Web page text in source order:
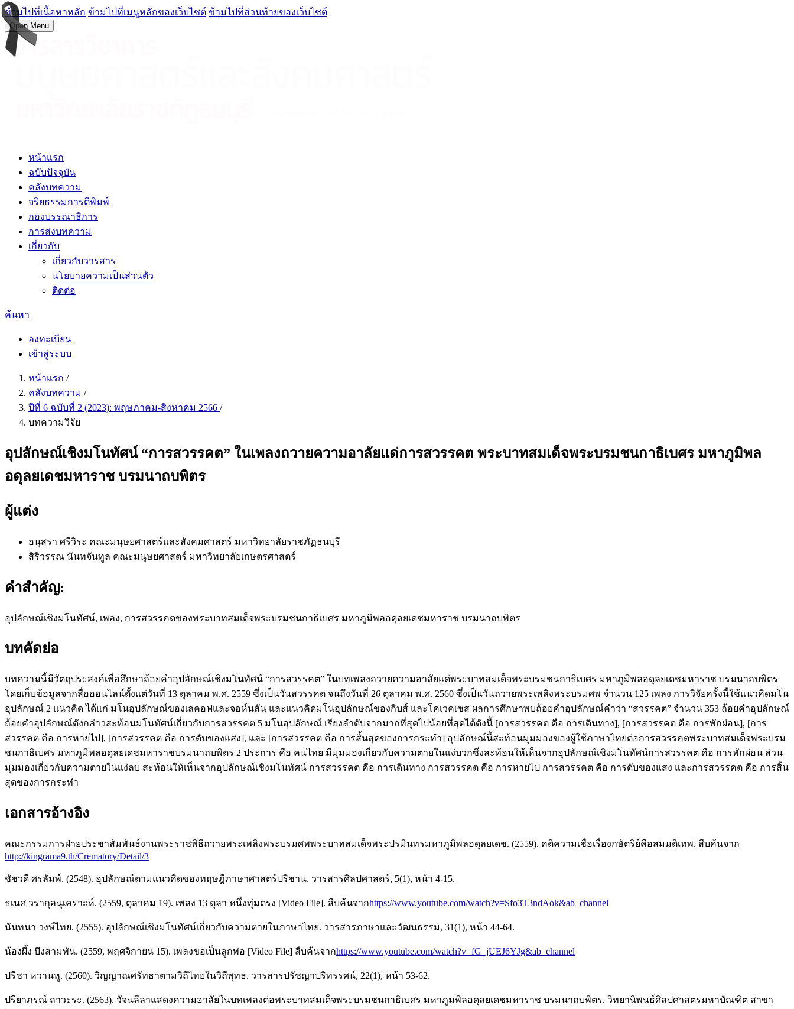
ข้ามไปที่เนื้อหาหลัก ข้ามไปที่เมนูหลักของเว็บไซต์ ข้ามไปที่ส่วนท้ายของเว็บไซต์
Open Menu
หน้าแรก
ฉบับปัจจุบัน
คลังบทความ
จริยธรรมการตีพิมพ์
กองบรรณาธิการ
การส่งบทความ
เกี่ยวกับ
เกี่ยวกับวารสาร
นโยบายความเป็นส่วนตัว
ติดต่อ
ค้นหา
ลงทะเบียน
เข้าสู่ระบบ
หน้าแรก /
คลังบทความ /
ปีที่ 6 ฉบับที่ 2 (2023): พฤษภาคม-สิงหาคม 2566 /
บทความวิจัย
อุปลักษณ์เชิงมโนทัศน์ “การสวรรคต” ในเพลงถวายความอาลัยแด่การสวรรคต พระบาทสมเด็จพระบรมชนกาธิเบศร มหาภูมิพล
อดุลยเดชมหาราช บรมนาถบพิตร
ผู้แต่ง
อนุสรา ศรีวิระ คณะมนุษยศาสตร์และสังคมศาสตร์ มหาวิทยาลัยราชภัฏธนบุรี
สิริวรรณ นันทจันทูล คณะมนุษยศาสตร์ มหาวิทยาลัยเกษตรศาสตร์
คำสำคัญ:
อุปลักษณ์เชิงมโนทัศน์, เพลง, การสวรรคตของพระบาทสมเด็จพระบรมชนกาธิเบศร มหาภูมิพลอดุลยเดชมหาราช บรมนาถบพิตร
บทคัดย่อ
บทความนี้มีวัตถุประสงค์เพื่อศึกษาถ้อยคําอุปลักษณ์เชิงมโนทัศน์ “การสวรรคต” ในบทเพลงถวายความอาลัยแด่พระบาทสมเด็จพระบรมชนกาธิเบศร มหาภูมิพลอดุลยเดชมหาราช บรมนาถบพิตร
โดยเก็บข้อมูลจากสื่อออนไลน์ตั้งแต่วันที่ 13 ตุลาคม พ.ศ. 2559 ซึ่งเป็นวันสวรรคต จนถึงวันที่ 26 ตุลาคม พ.ศ. 2560 ซึ่งเป็นวันถวายพระเพลิงพระบรมศพ จำนวน 125 เพลง การวิจัยครั้งนี้ใช้แนวคิดมโน
อุปลักษณ์ 2 แนวคิด ได้แก่ มโนอุปลักษณ์ของเลคอฟและจอห์นสัน และแนวคิดมโนอุปลักษณ์ของกิบส์ และโคเวคเซส ผลการศึกษาพบถ้อยคำอุปลักษณ์คำว่า “สวรรคต” จำนวน 353 ถ้อยคำอุปลักษณ์
ถ้อยคำอุปลักษณ์ดังกล่าวสะท้อนมโนทัศน์เกี่ยวกับการสวรรคต 5 มโนอุปลักษณ์ เรียงลำดับจากมากที่สุดไปน้อยที่สุดได้ดังนี้ [การสวรรคต คือ การเดินทาง], [การสวรรคต คือ การพักผ่อน], [การ
สวรรคต คือ การหายไป], [การสวรรคต คือ การดับของแสง], และ [การสวรรคต คือ การสิ้นสุดของการกระทำ] อุปลักษณ์นี้สะท้อนมุมมองของผู้ใช้ภาษาไทยต่อการสวรรคตพระบาทสมเด็จพระบรม
ชนกาธิเบศร มหาภูมิพลอดุลยเดชมหาราชบรมนาถบพิตร 2 ประการ คือ คนไทย มีมุมมองเกี่ยวกับความตายในแง่บวกซึ่งสะท้อนให้เห็นจากอุปลักษณ์เชิงมโนทัศน์การสวรรคต คือ การพักผ่อน ส่วน
มุมมองเกี่ยวกับความตายในแง่ลบ สะท้อนให้เห็นจากอุปลักษณ์เชิงมโนทัศน์ การสวรรคต คือ การเดินทาง การสวรรคต คือ การหายไป การสวรรคต คือ การดับของแสง และการสวรรคต คือ การสิ้น
สุดของการกระทำ
เอกสารอ้างอิง
คณะกรรมการฝ่ายประชาสัมพันธ์งานพระราชพิธีถวายพระเพลิงพระบรมศพพระบาทสมเด็จพระปรมินทรมหาภูมิพลอดุลยเดช. (2559). คติความเชื่อเรื่องกษัตริย์คือสมมติเทพ. สืบค้นจาก
http://kingrama9.th/Crematory/Detail/3
ชัชวดี ศรลัมพ์. (2548). อุปลักษณ์ตามแนวคิดของทฤษฎีภาษาศาสตร์ปริชาน. วารสารศิลปศาสตร์, 5(1), หน้า 4-15.
ธเนศ วรากุลนุเคราะห์. (2559, ตุลาคม 19). เพลง 13 ตุลา หนึ่งทุ่มตรง [Video File]. สืบค้นจากhttps://www.youtube.com/watch?v=Sfo3T3ndAok&ab_channel
นันทนา วงษ์ไทย. (2555). อุปลักษณ์เชิงมโนทัศน์เกี่ยวกับความตายในภาษาไทย. วารสารภาษาและวัฒนธรรม, 31(1), หน้า 44-64.
น้องผึ้ง บึงสามพัน. (2559, พฤศจิกายน 15). เพลงขอเป็นลูกพ่อ [Video File] สืบค้นจากhttps://www.youtube.com/watch?v=fG_jUEJ6YJg&ab_channel
ปรีชา หวานหู. (2560). วิญญาณศรัทธาตามวิถีไทยในวิถีพุทธ. วารสารปรัชญาปริทรรศน์, 22(1), หน้า 53-62.
ปรียาภรณ์ ถาวะระ. (2563). วัจนลีลาแสดงความอาลัยในบทเพลงต่อพระบาทสมเด็จพระบรมชนกาธิเบศร มหาภูมพิลอดุลยเดชมหาราช บรมนาถบพิตร. วิทยานิพนธ์ศิลปศาสตรมหาบัณฑิต สาขา